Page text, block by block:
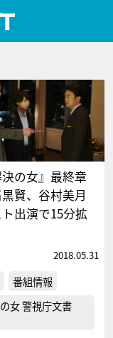
決の女』最終章
賢、谷村美月
出演で15分拡
2018.05.31
番組情報
女 警視庁文書